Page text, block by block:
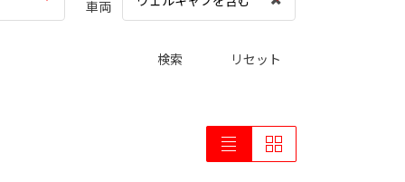
車両
検索 リセット